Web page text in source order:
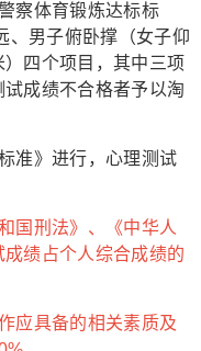
察体育锻炼达标标
、男子俯卧撑（女子仰
四个项目，其中三项
成绩不合格者予以淘
准》进行，心理测试
国刑法》、《中华人
绩占个人综合成绩的
应具备的相关素质及